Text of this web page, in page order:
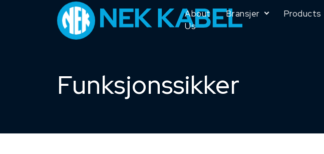
About
Us
Bransjer Products
Funksjonssikker